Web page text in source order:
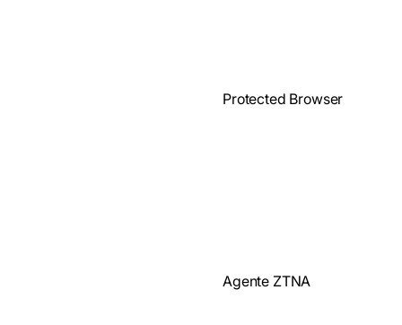
Protected Browser
Agente ZTNA